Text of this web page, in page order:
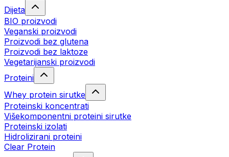
Dijeta
BIO proizvodi
Veganski proizvodi
Proizvodi bez glutena
Proizvodi bez laktoze
Vegetarijanski proizvodi
Proteini
Whey protein sirutke
Proteinski koncentrati
Višekomponentni proteini sirutke
Proteinski izolati
Hidrolizirani proteini
Clear Protein